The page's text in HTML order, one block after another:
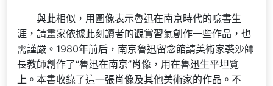
與此相似，用圖像表示魯迅在南京時代的唸書生
涯，請畫家依據此刻讀者的觀賞習氣創作一些作品，也
需謹嚴。1980年前后，南京魯迅留念館請美術家裘沙師
長教師創作了“魯迅在南京”肖像，用在魯迅生平坦覽
上。本書收錄了這一張肖像及其他美術家的作品。不